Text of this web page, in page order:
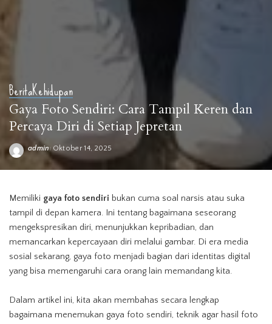
BeritaKehidupan
Gaya Foto Sendiri: Cara Tampil Keren dan
Percaya Diri di Setiap Jepretan
Posted
admin Oktober 14, 2025
Memiliki gaya foto sendiri bukan cuma soal narsis atau suka
tampil di depan kamera. Ini tentang bagaimana seseorang
mengekspresikan diri, menunjukkan kepribadian, dan
memancarkan kepercayaan diri melalui gambar. Di era media
sosial sekarang, gaya foto menjadi bagian dari identitas digital
yang bisa memengaruhi cara orang lain memandang kita.
Dalam artikel ini, kita akan membahas secara lengkap
bagaimana menemukan gaya foto sendiri, teknik agar hasil foto